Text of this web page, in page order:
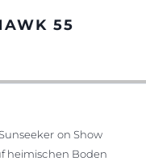
55
on Show
heimischen Boden